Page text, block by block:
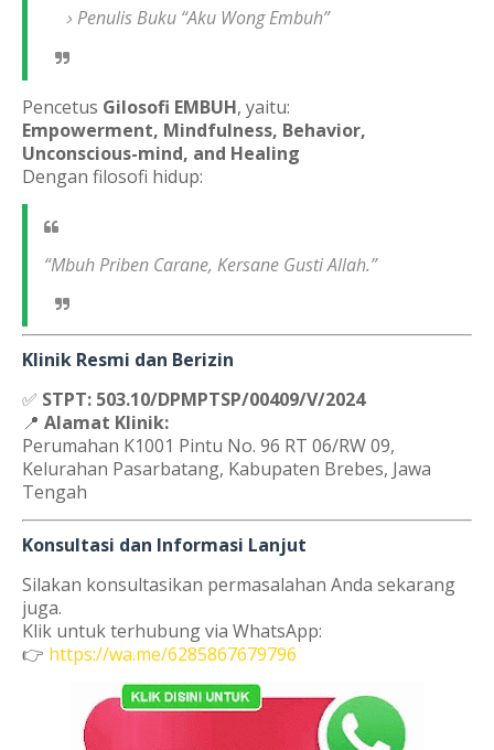
Penulis Buku “Aku Wong Embuh”
Pencetus Gilosofi EMBUH, yaitu:
Empowerment, Mindfulness, Behavior,
Unconscious-mind, and Healing
Dengan filosofi hidup:
“Mbuh Priben Carane, Kersane Gusti Allah.”
Klinik Resmi dan Berizin
✅ STPT: 503.10/DPMPTSP/00409/V/2024
📍 Alamat Klinik:
Perumahan K1001 Pintu No. 96 RT 06/RW 09,
Kelurahan Pasarbatang, Kabupaten Brebes, Jawa
Tengah
Konsultasi dan Informasi Lanjut
Silakan konsultasikan permasalahan Anda sekarang
juga.
Klik untuk terhubung via WhatsApp:
👉 https://wa.me/6285867679796